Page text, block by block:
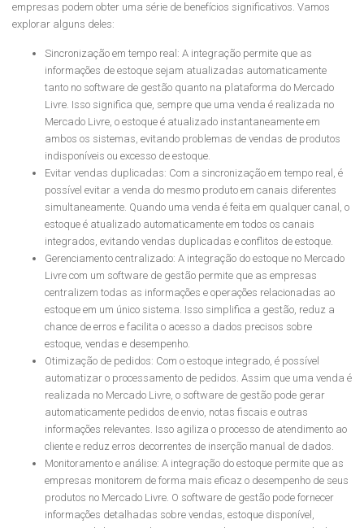
empresas podem obter uma série de benefícios significativos. Vamos
explorar alguns deles:
Sincronização em tempo real: A integração permite que as
informações de estoque sejam atualizadas automaticamente
tanto no software de gestão quanto na plataforma do Mercado
Livre. Isso significa que, sempre que uma venda é realizada no
Mercado Livre, o estoque é atualizado instantaneamente em
ambos os sistemas, evitando problemas de vendas de produtos
indisponíveis ou excesso de estoque.
Evitar vendas duplicadas: Com a sincronização em tempo real, é
possível evitar a venda do mesmo produto em canais diferentes
simultaneamente. Quando uma venda é feita em qualquer canal, o
estoque é atualizado automaticamente em todos os canais
integrados, evitando vendas duplicadas e conflitos de estoque.
Gerenciamento centralizado: A integração do estoque no Mercado
Livre com um software de gestão permite que as empresas
centralizem todas as informações e operações relacionadas ao
estoque em um único sistema. Isso simplifica a gestão, reduz a
chance de erros e facilita o acesso a dados precisos sobre
estoque, vendas e desempenho.
Otimização de pedidos: Com o estoque integrado, é possível
automatizar o processamento de pedidos. Assim que uma venda é
realizada no Mercado Livre, o software de gestão pode gerar
automaticamente pedidos de envio, notas fiscais e outras
informações relevantes. Isso agiliza o processo de atendimento ao
cliente e reduz erros decorrentes de inserção manual de dados.
Monitoramento e análise: A integração do estoque permite que as
empresas monitorem de forma mais eficaz o desempenho de seus
produtos no Mercado Livre. O software de gestão pode fornecer
informações detalhadas sobre vendas, estoque disponível,